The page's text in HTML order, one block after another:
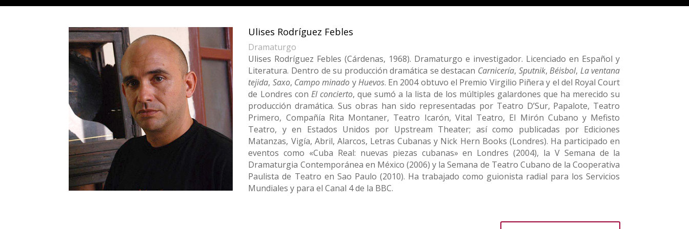
Ulises Rodríguez Febles
Dramaturgo
Ulises Rodríguez Febles (Cárdenas, 1968). Dramaturgo e investigador. Licenciado en Español y
Literatura. Dentro de su producción dramática se destacan Carnicería, Sputnik,Béisbol, La ventana
tejida, Saxo, Campo minado yHuevos. En 2004 obtuvo el Premio Virgilio Piñera y el del Royal Court
de Londres con El concierto, que sumó a la lista de los múltiples galardones que ha merecido su
producción dramática. Sus obras han sido representadas por Teatro D’Sur, Papalote, Teatro
Primero, Compañía Rita Montaner, Teatro Icarón, Vital Teatro, El Mirón Cubano y Mefisto
Teatro, y en Estados Unidos por Upstream Theater; así como publicadas por Ediciones
Matanzas, Vigía, Abril, Alarcos, Letras Cubanas y Nick Hern Books (Londres). Ha participado en
eventos como «Cuba Real: nuevas piezas cubanas» en Londres (2004), la V Semana de la
Dramaturgia Contemporánea en México (2006) y la Semana de Teatro Cubano de la Cooperativa
Paulista de Teatro en Sao Paulo (2010). Ha trabajado como guionista radial para los Servicios
Mundiales y para el Canal 4 de la BBC.